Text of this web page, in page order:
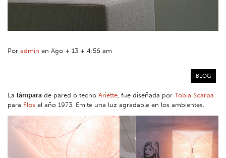
Por admin en Ago + 13 + 4:56 am
BLOG
La lámpara de pared o techo Ariette , fue diseñada por Tobia Scarpa
para Flos el año 1973. Emite una luz agradable en los ambientes.